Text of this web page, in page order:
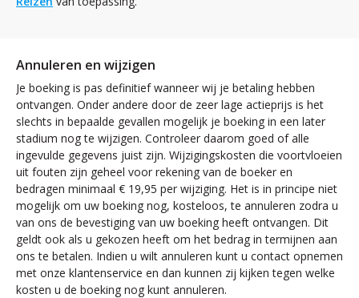
Annuleren en wijzigen
Je boeking is pas definitief wanneer wij je betaling hebben
ontvangen. Onder andere door de zeer lage actieprijs is het
slechts in bepaalde gevallen mogelijk je boeking in een later
stadium nog te wijzigen. Controleer daarom goed of alle
ingevulde gegevens juist zijn. Wijzigingskosten die voortvloeien
uit fouten zijn geheel voor rekening van de boeker en
bedragen minimaal € 19,95 per wijziging. Het is in principe niet
mogelijk om uw boeking nog, kosteloos, te annuleren zodra u
van ons de bevestiging van uw boeking heeft ontvangen. Dit
geldt ook als u gekozen heeft om het bedrag in termijnen aan
ons te betalen. Indien u wilt annuleren kunt u contact opnemen
met onze klantenservice en dan kunnen zij kijken tegen welke
kosten u de boeking nog kunt annuleren.